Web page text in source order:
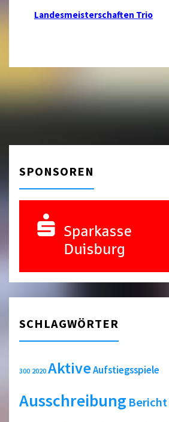
Landesmeisterschaften Trio
SPONSOREN
SCHLAGWÖRTER
300 2020 AktiveAufstiegsspiele
Ausschreibung Bericht